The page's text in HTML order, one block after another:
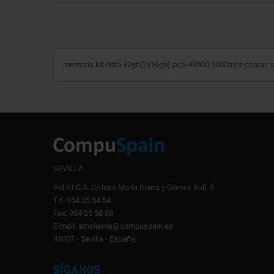
memoria kit ddr5 32gb(2x16gb) pc5-48000 6000mhz corsair
SEVILLA
Pol P.I.C.A. C/José María Ibarra y Gómez Rull, 9
Tlf: 954 25 54 54
Fax: 954 25 58 88
E-mail: atncliente@compuspain.es
41007 - Sevilla - España
SÍGANOS